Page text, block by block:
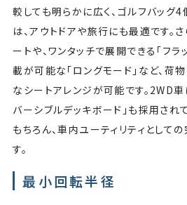
較しても明らかに広く、ゴルフバッグ
は、アウトドアや旅行にも最適です。
ートや、ワンタッチで展開できる「フラ
載が可能な「ロングモード」など、荷
なシートアレンジが可能です。2WD
バーシブルデッキボード」も採用され
もちろん、車内ユーティリティとして
す。
最小回転半径